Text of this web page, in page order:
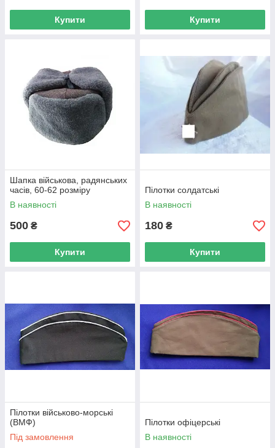
Купити Купити
Шапка військова, радянських
часів, 60-62 розміру
В наявності
500 ₴
Купити
Пілотки солдатські
В наявності
180 ₴
Купити
Пілотки військово-морські
(ВМФ)
Під замовлення
Пілотки офіцерські
В наявності